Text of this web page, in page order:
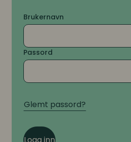
Brukernavn
Passord
Glemt passord?